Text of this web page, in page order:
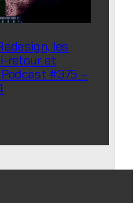
les
retour et
#375 –